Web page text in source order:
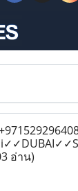
อ่าน)